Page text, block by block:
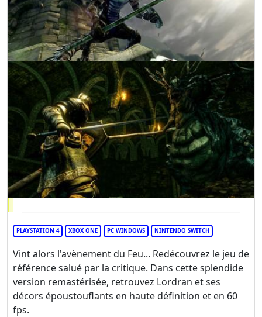
PLAYSTATION 4 XBOX ONE PC WINDOWS NINTENDO SWITCH
Vint alors l'avènement du Feu... Redécouvrez le jeu de
référence salué par la critique. Dans cette splendide
version remastérisée, retrouvez Lordran et ses
décors époustouflants en haute définition et en 60
fps.